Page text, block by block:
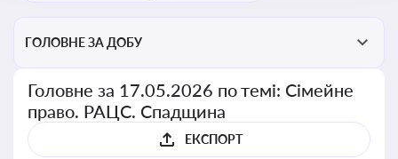
ГОЛОВНЕ ЗА ДОБУ
Головне за 17.05.2026 по темі: Сімейне
право. РАЦС. Спадщина
ЕКСПОРТ